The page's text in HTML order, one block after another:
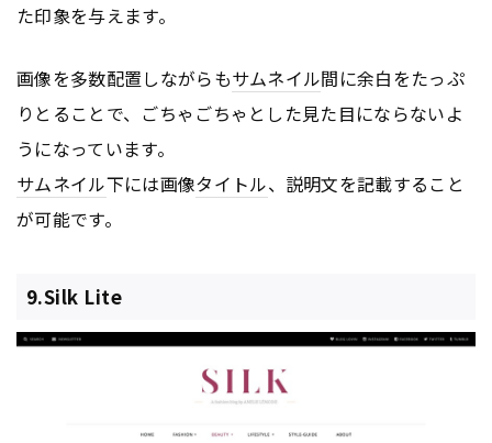
た印象を与えます。
画像を多数配置しながらもサムネイル間に余白をたっぷ
りとることで、ごちゃごちゃとした見た目にならないよ
うになっています。
サムネイル下には画像タイトル、説明文を記載すること
が可能です。
9.Silk Lite